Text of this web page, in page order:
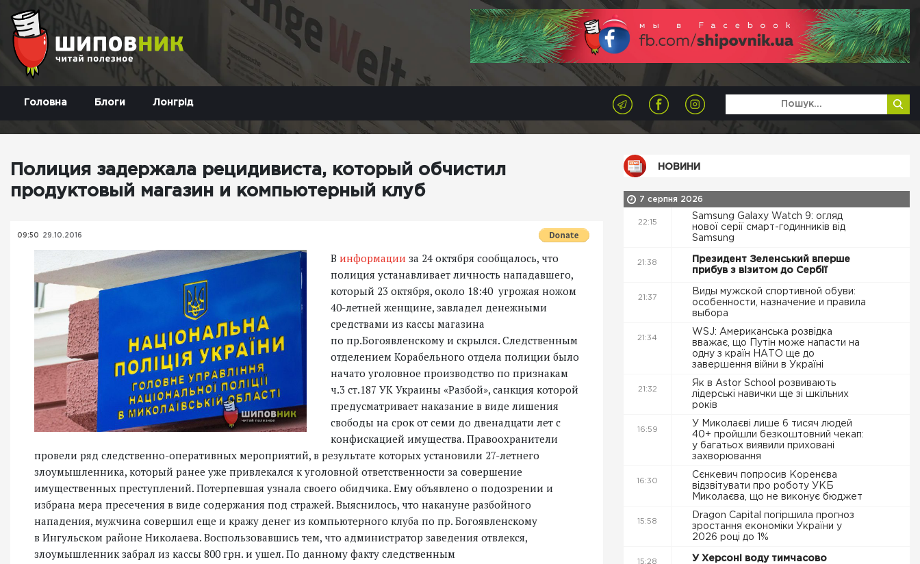
Головна Блоги Лонгрід
Полиция задержала рецидивиста, который обчистил
продуктовый магазин и компьютерный клуб
09:50 29.10.2016
В информации за 24 октября сообщалось, что
полиция устанавливает личность нападавшего,
который 23 октября, около 18:40 угрожая ножом
40-летней женщине, завладел денежными
средствами из кассы магазина
по пр.Богоявленскому и скрылся. Следственным
отделением Корабельного отдела полиции было
начато уголовное производство по признакам
ч.3 ст.187 УК Украины «Разбой», санкция которой
предусматривает наказание в виде лишения
свободы на срок от семи до двенадцати лет с
конфискацией имущества. Правоохранители
провели ряд следственно-оперативных мероприятий, в результате которых установили 27-летнего
злоумышленника, который ранее уже привлекался к уголовной ответственности за совершение
имущественных преступлений. Потерпевшая узнала своего обидчика. Ему объявлено о подозрении и
избрана мера пресечения в виде содержания под стражей. Выяснилось, что накануне разбойного
нападения, мужчина совершил еще и кражу денег из компьютерного клуба по пр. Богоявленскому
в Ингульском районе Николаева. Воспользовавшись тем, что администратор заведения отвлекся,
злоумышленник забрал из кассы 800 грн. и ушел. По данному факту следственным
НОВИНИ
7 серпня 2026
22:15
Samsung Galaxy Watch 9: огляд
нової серії смарт-годинників від
Samsung
21:38
Президент Зеленський вперше
прибув з візитом до Сербії
21:37
Виды мужской спортивной обуви:
особенности, назначение и правила
выбора
21:34
WSJ: Американська розвідка
вважає, що Путін може напасти на
одну з країн НАТО ще до
завершення війни в Україні
21:32
Як в Astor School розвивають
лідерські навички ще зі шкільних
років
16:59
У Миколаєві лише 6 тисяч людей
40+ пройшли безкоштовний чекап:
у багатьох виявили приховані
захворювання
16:30
Сєнкевич попросив Коренєва
відзвітувати про роботу УКБ
Миколаєва, що не виконує бюджет
15:58
Dragon Capital погіршила прогноз
зростання економіки України у
2026 році до 1%
15:28
У Херсоні воду тимчасово